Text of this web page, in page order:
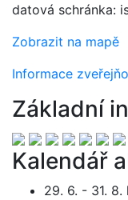
datová schránka:
Zobrazit na mapě
Informace
Základní
Kalendář
29. 6. - 31.